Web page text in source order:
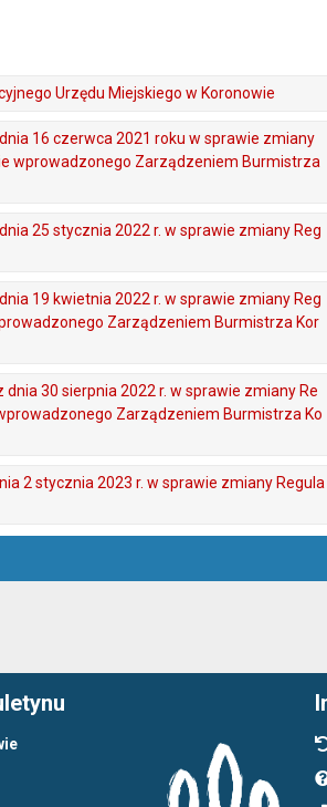
Urzędu Miejskiego w Koronowie
16 czerwca 2021 roku w sprawie zmiany
wprowadzonego Zarządzeniem Burmistrza
25 stycznia 2022 r. w sprawie zmiany Reg
19 kwietnia 2022 r. w sprawie zmiany Reg
Zarządzeniem Burmistrza Kor
30 sierpnia 2022 r. w sprawie zmiany Re
Zarządzeniem Burmistrza Ko
2 stycznia 2023 r. w sprawie zmiany Regula